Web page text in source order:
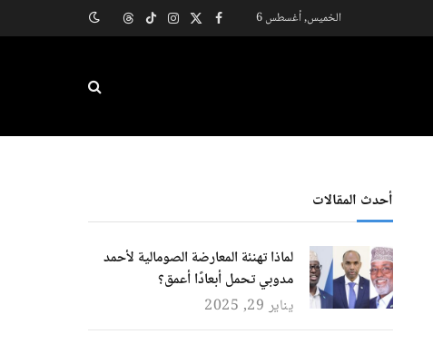
الخميس, أغسطس 6 فيسبوك
X
الانستغرام
تيكتوكThreads
أحدث المقالات
لماذا تهنئة المعارضة الصومالية لأحمد
مدوبي تحمل أبعادًا أعمق؟
يناير 29, 2025